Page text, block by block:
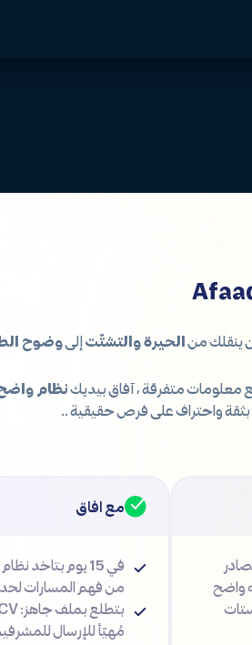
ينقلك منالحيرة والتشتّت إلىوضوح
متفرقة ، آفاق بيديكنظام
بثقة واحتراف على فرص حقيقية ..
مع افاق
في 15 يوم بتاخد
من فهم المسارات لحد
مُهيّأ للإرسال
واضح